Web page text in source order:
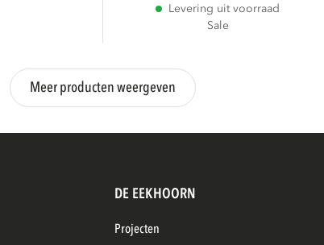
Levering uit voorraad
Sale
Meer producten weergeven
DE EEKHOORN
Projecten